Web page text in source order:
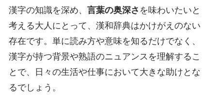
漢字の知識を深め、 言葉の奥深さ を味わいたいと
考える大人にとって、漢和辞典はかけがえのない
存在です。単に読み方や意味を知るだけでなく、
漢字が持つ背景や熟語のニュアンスを理解するこ
とで、日々の生活や仕事において大きな助けとな
るでしょう。